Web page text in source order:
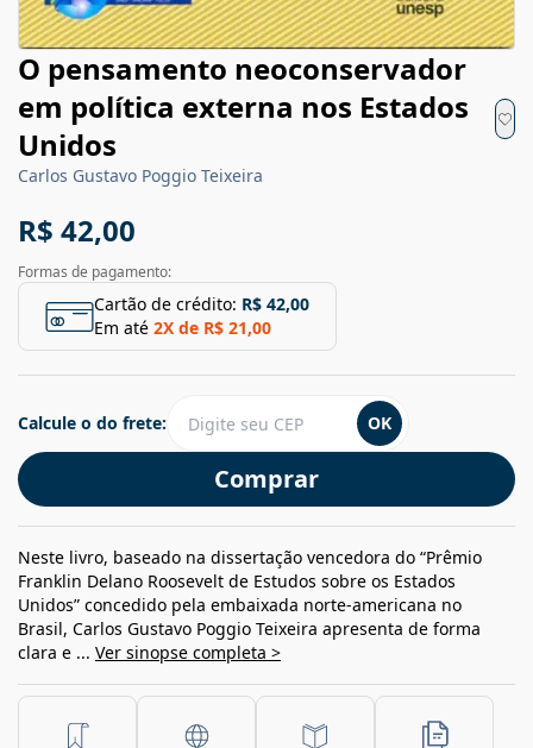
O pensamento neoconservador
em política externa nos Estados
Unidos
Carlos Gustavo Poggio Teixeira
R$ 42,00
Formas de pagamento:
Cartão de crédito: R$ 42,00
Em até 2X de R$ 21,00
Comprar
Calcule o do frete: OK
Neste livro, baseado na dissertação vencedora do “Prêmio
Franklin Delano Roosevelt de Estudos sobre os Estados
Unidos” concedido pela embaixada norte-americana no
Brasil, Carlos Gustavo Poggio Teixeira apresenta de forma
clara e ... Ver sinopse completa >